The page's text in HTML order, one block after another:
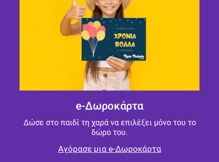
e-Δωροκάρτα
Δώσε στο παιδί τη χαρά να επιλέξει μόνο του το
δώρο του.
Αγόρασε μια e-Δωροκάρτα